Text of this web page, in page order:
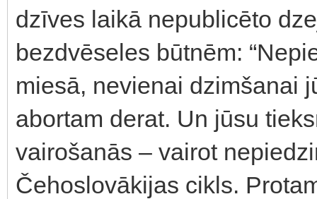
dzīves laikā nepublicēto
bezdvēseles būtnēm:
miesā, nevienai dzimšanai
abortam derat. Un jūsu
vairošanās – vairot
Čehoslovākijas cikls.